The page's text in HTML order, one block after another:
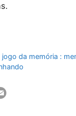
jogo da memória :